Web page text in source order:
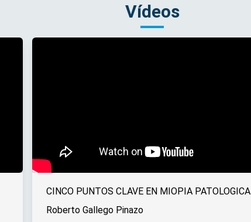
Vídeos
CINCO PUNTOS CLAVE EN MIOPIA PATOLOGICA
Roberto Gallego Pinazo